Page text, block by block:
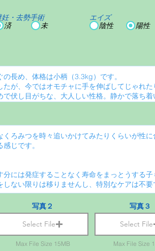
妊・去勢手術
済
未
エイズ
陰性
陽性
写真２
Select File
Max File Size 15MB
写真３
Select File
Max File Size